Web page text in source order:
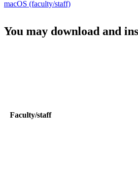
macOS (faculty/staff)
You may download and
Faculty/staff